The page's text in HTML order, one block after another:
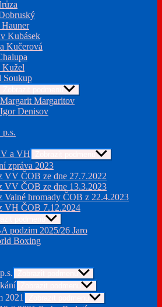
Kubásek
Kučerová
Kužel
Soukup
Margaritov
Denisov
p.s.
a VH
zpráva 2023
VV ČOB ze dne 27.7.2022
VV ČOB ze dne 13.3.2023
Valné hromady ČOB z 22.4.2023
VH ČOB 7.12.2024
podzim 2025/26 Jaro
Boxing
2021